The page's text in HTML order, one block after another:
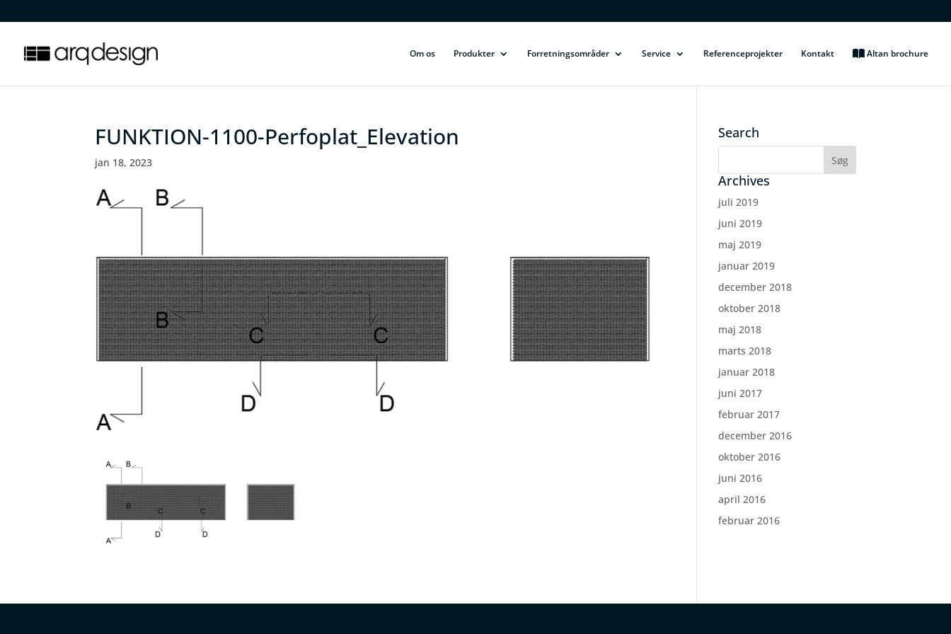
Om os Produkter Forretningsområder Service Referenceprojekter Kontakt Altan brochure
FUNKTION-1100-Perfoplat_Elevation
jan 18, 2023
Search
Archives
juli 2019
juni 2019
maj 2019
januar 2019
december 2018
oktober 2018
maj 2018
marts 2018
januar 2018
juni 2017
februar 2017
december 2016
oktober 2016
juni 2016
april 2016
februar 2016